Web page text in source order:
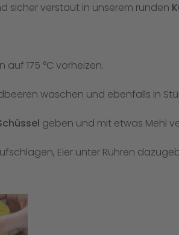
sicher verstaut in unserem runden
175 °C vorheizen.
waschen und ebenfalls in
geben und mit etwas Mehl
Eier unter Rühren